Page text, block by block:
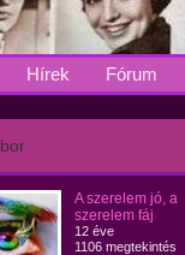
Hírek Fórum
A szerelem jó, a
szerelem fáj
12 éve
1106 megtekintés